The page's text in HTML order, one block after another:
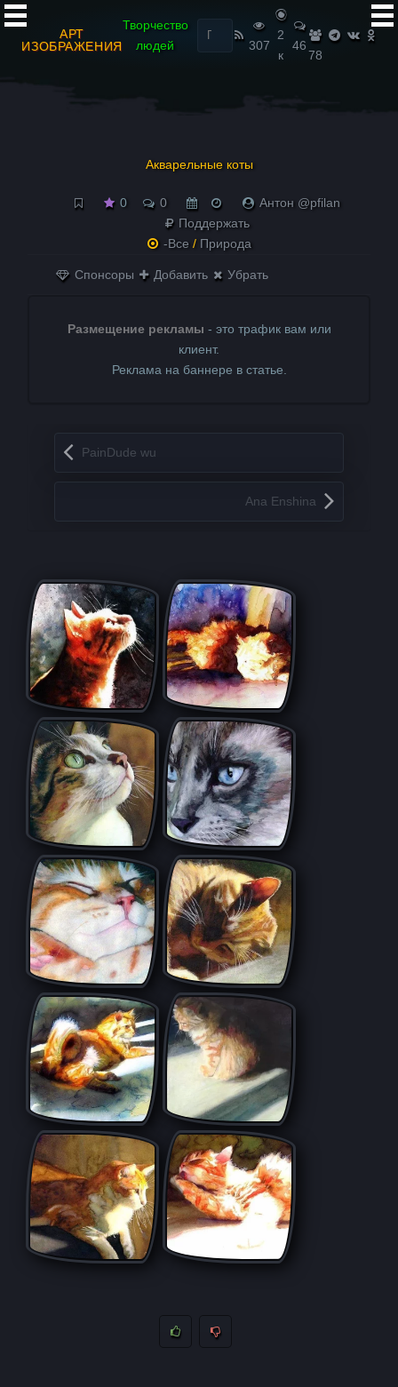
АРТ
ИЗОБРАЖЕНИЯ
Творчество
людей
Найти:
307
2
к
46
78
Акварельные коты
0 0
Антон @pfilan
Поддержать
-Все / Природа
Спонсоры Добавить Убрать
Размещение рекламы - это трафик вам или
клиент.
Реклама на баннере в статье.
Запись навигация
PainDude wu
Ana Enshina